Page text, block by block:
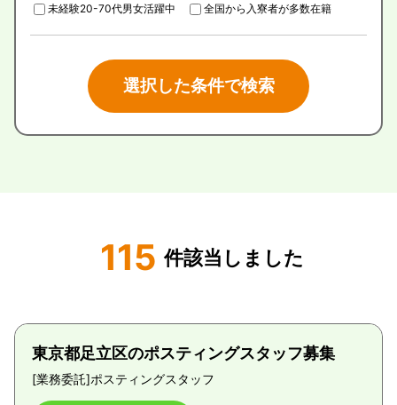
未経験20-70代男女活躍中
全国から入寮者が多数在籍
115 件該当しました
東京都足立区のポスティングスタッフ募集
[業務委託]ポスティングスタッフ